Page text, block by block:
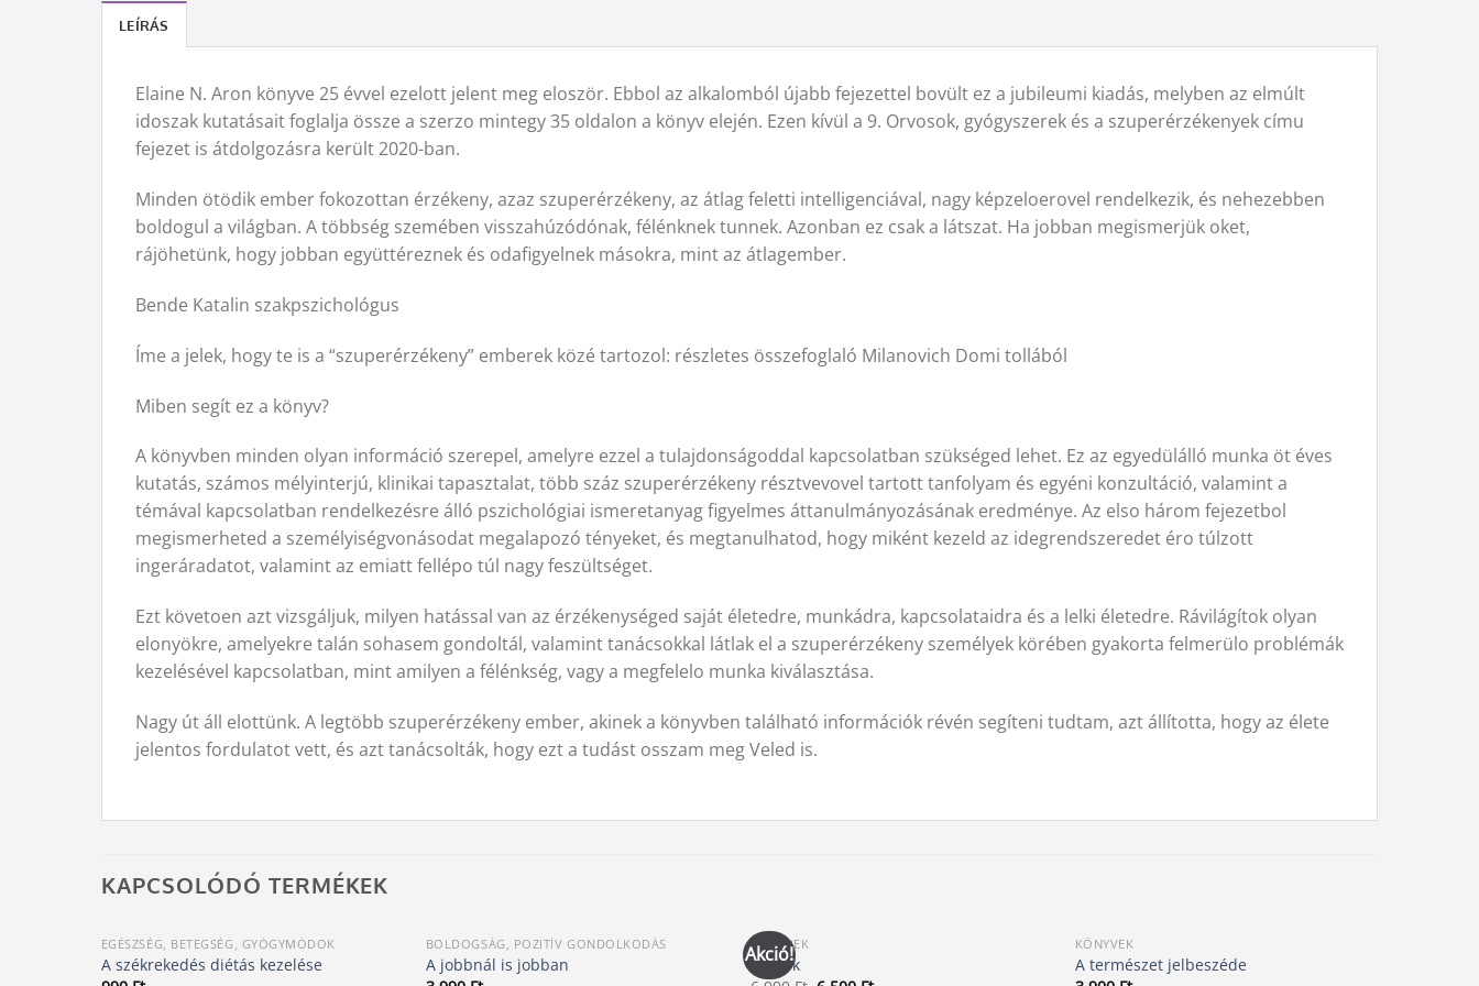
LEÍRÁS
Elaine N. Aron könyve 25 évvel ezelott jelent meg eloször. Ebbol az alkalomból újabb fejezettel bovült ez a jubileumi kiadás, melyben az elmúlt
idoszak kutatásait foglalja össze a szerzo mintegy 35 oldalon a könyv elején. Ezen kívül a 9. Orvosok, gyógyszerek és a szuperérzékenyek címu
fejezet is átdolgozásra került 2020-ban.
Minden ötödik ember fokozottan érzékeny, azaz szuperérzékeny, az átlag feletti intelligenciával, nagy képzeloerovel rendelkezik, és nehezebben
boldogul a világban. A többség szemében visszahúzódónak, félénknek tunnek. Azonban ez csak a látszat. Ha jobban megismerjük oket,
rájöhetünk, hogy jobban együttéreznek és odafigyelnek másokra, mint az átlagember.
Bende Katalin szakpszichológus
Íme a jelek, hogy te is a “szuperérzékeny” emberek közé tartozol: részletes összefoglaló Milanovich Domi tollából
Miben segít ez a könyv?
A könyvben minden olyan információ szerepel, amelyre ezzel a tulajdonságoddal kapcsolatban szükséged lehet. Ez az egyedülálló munka öt éves
kutatás, számos mélyinterjú, klinikai tapasztalat, több száz szuperérzékeny résztvevovel tartott tanfolyam és egyéni konzultáció, valamint a
témával kapcsolatban rendelkezésre álló pszichológiai ismeretanyag figyelmes áttanulmányozásának eredménye. Az elso három fejezetbol
megismerheted a személyiségvonásodat megalapozó tényeket, és megtanulhatod, hogy miként kezeld az idegrendszeredet éro túlzott
ingeráradatot, valamint az emiatt fellépo túl nagy feszültséget.
Ezt követoen azt vizsgáljuk, milyen hatással van az érzékenységed saját életedre, munkádra, kapcsolataidra és a lelki életedre. Rávilágítok olyan
elonyökre, amelyekre talán sohasem gondoltál, valamint tanácsokkal látlak el a szuperérzékeny személyek körében gyakorta felmerülo problémák
kezelésével kapcsolatban, mint amilyen a félénkség, vagy a megfelelo munka kiválasztása.
Nagy út áll elottünk. A legtöbb szuperérzékeny ember, akinek a könyvben található információk révén segíteni tudtam, azt állította, hogy az élete
jelentos fordulatot vett, és azt tanácsolták, hogy ezt a tudást osszam meg Veled is.
KAPCSOLÓDÓ TERMÉKEK
EGÉSZSÉG, BETEGSÉG, GYÓGYMÓDOK
A székrekedés diétás kezelése
BOLDOGSÁG, POZITÍV GONDOLKODÁS
A jobbnál is jobban
Akció!
KÖNYVEK
A Titok
KÖNYVEK
A természet jelbeszéde